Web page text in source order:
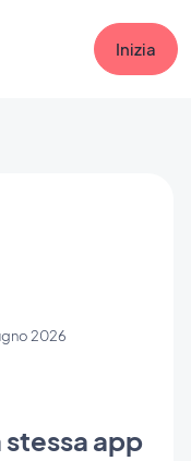
Inizia
2026
app